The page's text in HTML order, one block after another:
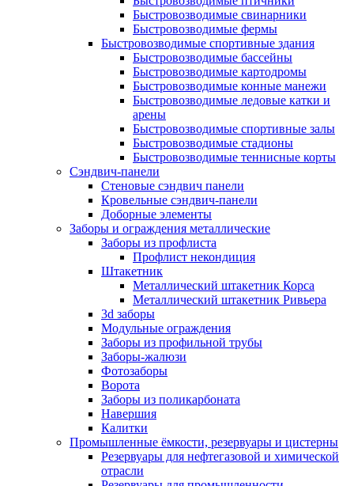
Быстровозводимые свинарники
Быстровозводимые фермы
Быстровозводимые спортивные здания
Быстровозводимые бассейны
Быстровозводимые картодромы
Быстровозводимые конные манежи
Быстровозводимые ледовые катки и
арены
Быстровозводимые спортивные залы
Быстровозводимые стадионы
Быстровозводимые теннисные корты
Сэндвич-панели
Стеновые сэндвич панели
Кровельные сэндвич-панели
Доборные элементы
Заборы и ограждения металлические
Заборы из профлиста
Профлист некондиция
Штакетник
Металлический штакетник Корса
Металлический штакетник Ривьера
3d заборы
Модульные ограждения
Заборы из профильной трубы
Заборы-жалюзи
Фотозаборы
Ворота
Заборы из поликарбоната
Навершия
Калитки
Промышленные ёмкости, резервуары и цистерны
Резервуары для нефтегазовой и химической
отрасли